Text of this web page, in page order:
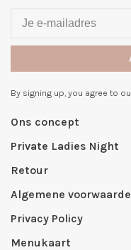
By signing up, you agree to
Ons concept
Private Ladies Night
Retour
Algemene
Privacy Policy
Menukaart